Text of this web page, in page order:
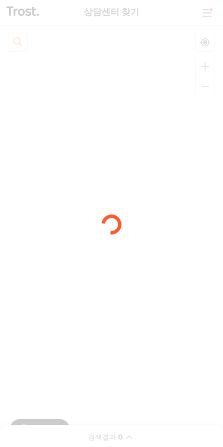
상담센터 찾기
검색결과 0